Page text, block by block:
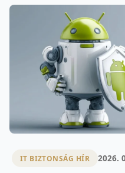
IT BIZTONSÁG HÍR 2026.